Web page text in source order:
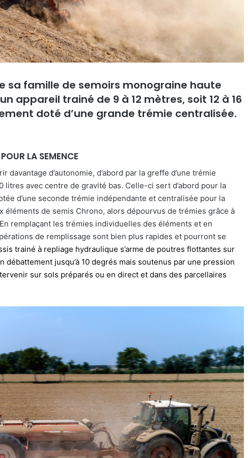
sa famille de semoirs monograine haute
appareil trainé de 9 à 12 mètres, soit 12 à 16
doté d’une grande trémie centralisée.
LA SEMENCE
davantage d’autonomie, d’abord par la greffe d’une trémie
litres avec centre de gravité bas. Celle-ci sert d’abord pour la
d’une seconde trémie indépendante et centralisée pour la
éléments de semis Chrono, alors dépourvus de trémies grâce à
remplaçant les trémies individuelles des éléments et en
de remplissage sont bien plus rapides et pourront se
trainé à repliage hydraulique s’arme de poutres flottantes sur
jusqu’à 10 degrés mais soutenus par une pression
sur sols préparés ou en direct et dans des parcellaires